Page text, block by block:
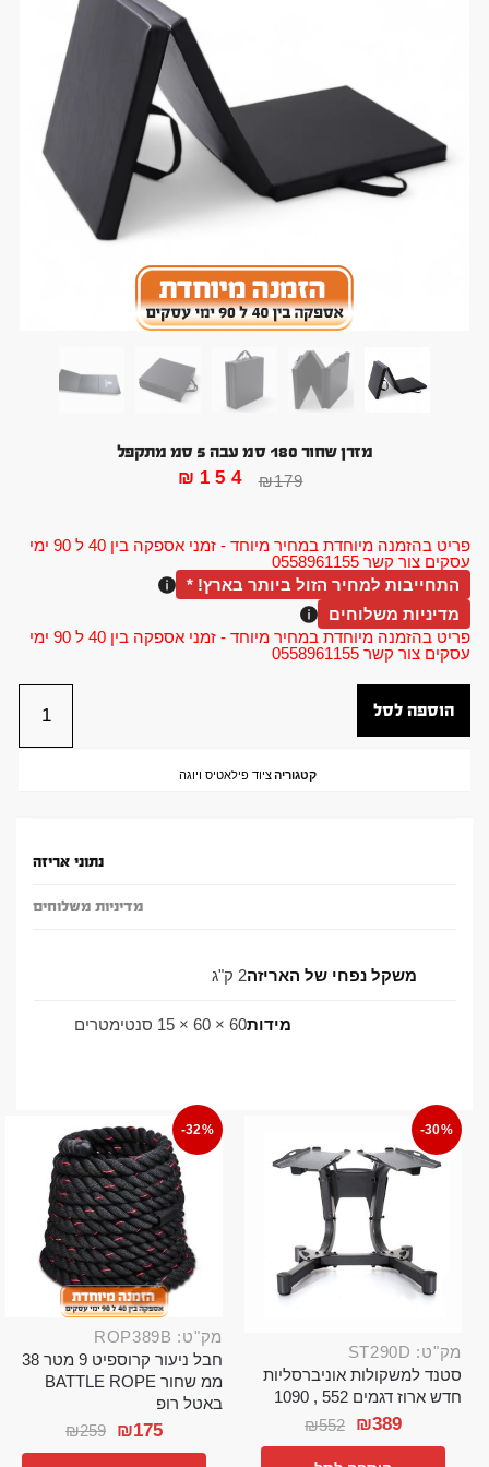
פריט בהזמנה מיוחדת במחיר מיוחד - זמני אספקה בין 40 ל 90 ימי
עסקים צור קשר 0558961155
מזרן שחור 180 סמ עבה 5 סמ מתקפל
₪179
₪ 154
התחייבות למחיר הזול ביותר בארץ! *
מדיניות משלוחים
פריט בהזמנה מיוחדת במחיר מיוחד - זמני אספקה בין 40 ל 90 ימי
עסקים צור קשר 0558961155
הוספה לסל
קטגוריה ציוד פילאטיס ויוגה
נתוני אריזה
מדיניות משלוחים
משקל נפחי של האריזה2 ק"ג
מידות60 × 60 × 15 סנטימטרים
-30%
מק"ט: ST290D
סטנד למשקולות אוניברסליות
חדש ארוז דגמים 552 , 1090
₪552 ₪389
-32%
מק"ט: ROP389B
חבל ניעור קרוספיט 9 מטר 38
ממ שחור BATTLE ROPE
באטל רופ
₪259 ₪175